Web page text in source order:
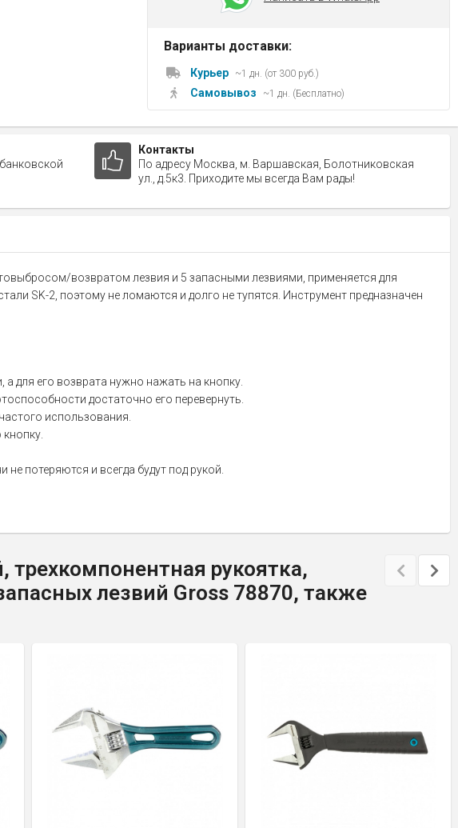
Варианты доставки:
Курьер ~1 дн. (от 300 руб.)
Самовывоз ~1 дн. (Бесплатно)
Контакты
По адресу Москва, м. Варшавская, Болотниковская
ул., д.5к3. Приходите мы всегда Вам рады!
возвратом лезвия и 5 запасными лезвиями, применяется для
SK-2, поэтому не ломаются и долго не тупятся. Инструмент предназначен
для его возврата нужно нажать на кнопку.
достаточно его перевернуть.
использования.
потеряются и всегда будут под рукой.
рукоятка,
лезвий Gross 78870, также